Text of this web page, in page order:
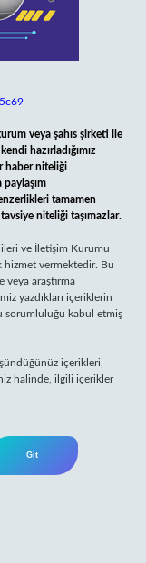
veya şahıs şirketi ile
hazırladığımız
haber niteliği
paylaşım
tamamen
niteliği taşımazlar.
ve İletişim Kurumu
hizmet vermektedir. Bu
araştırma
yazdıkları içeriklerin
sorumluluğu kabul etmiş
içerikleri,
halinde, ilgili içerikler